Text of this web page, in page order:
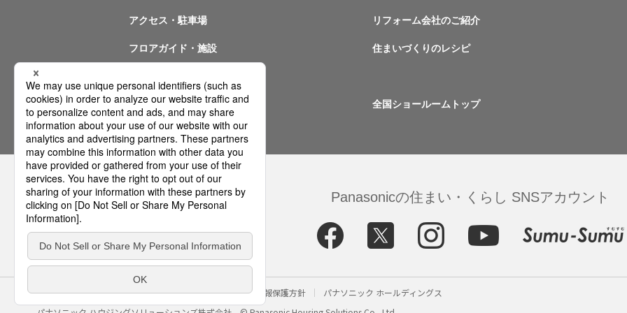
アクセス・駐車場
フロアガイド・施設
問い合わせ
リフォーム会社のご紹介
住まいづくりのレシピ
全国ショールームトップ
Panasonicの住まい・くらし SNSアカウント
サイトのご利用にあたって クッキーポリシー 個人情報保護方針 パナソニック ホールディングス